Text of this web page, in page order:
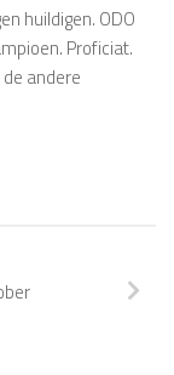
huildigen. ODO
Proficiat.
andere